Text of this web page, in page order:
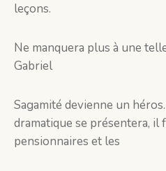
leçons.
Ne manquera plus à une
Gabriel
Sagamité devienne un
dramatique se présentera, il
pensionnaires et les